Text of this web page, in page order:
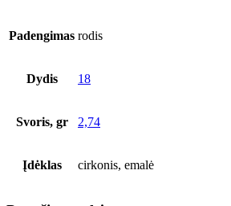
Padengimas rodis
Dydis 18
Svoris, gr 2,74
Įdėklas cirkonis, emalė